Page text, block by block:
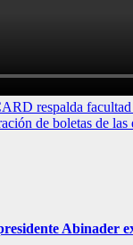
respalda facultad
de boletas de las
Abinader